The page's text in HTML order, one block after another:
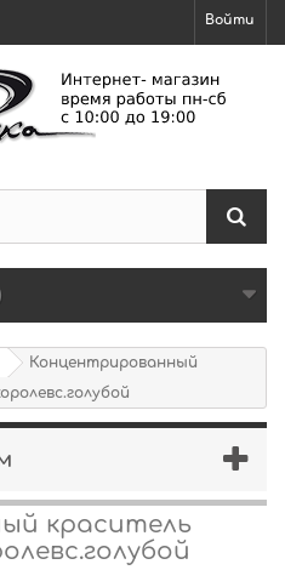
Войти
Концентрированный
краситель